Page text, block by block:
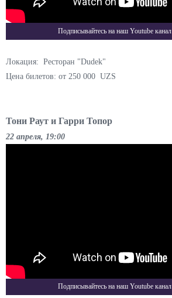
Подписывайтесь на наш Youtube канал
Локация: Ресторан "Dudek"
Цена билетов: от 250 000 UZS
Тони Раут и Гарри Топор
22 апреля, 19:00
Подписывайтесь на наш Youtube канал